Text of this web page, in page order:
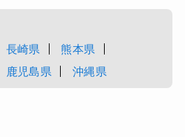
長崎県
熊本県
鹿児島県 沖縄県